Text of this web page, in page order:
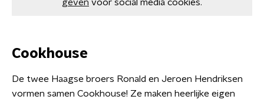
geven voor social media cookies.
Cookhouse
De twee Haagse broers Ronald en Jeroen Hendriksen
vormen samen Cookhouse! Ze maken heerlijke eigen